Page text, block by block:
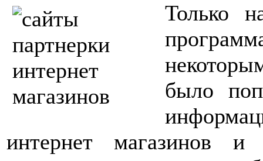
Только
было
интернет магазинов